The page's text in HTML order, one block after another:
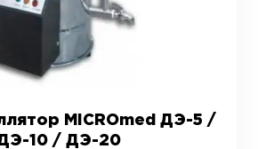
MICROmed ДЭ-5 /
10 / ДЭ-20